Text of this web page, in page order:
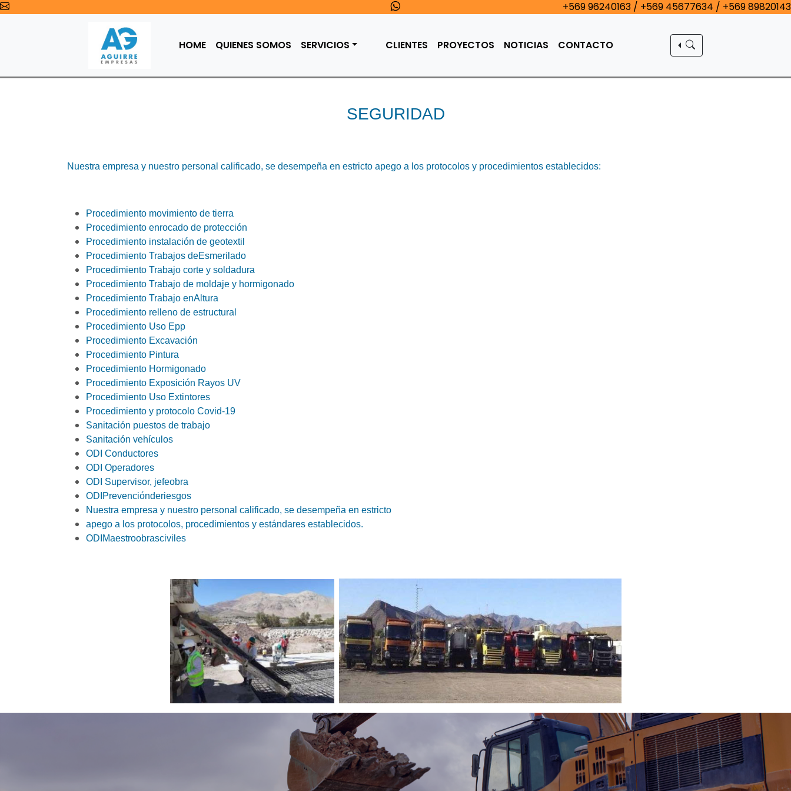
+569 96240163 / +569 45677634 / +569 89820143
HOME QUIENES SOMOS SERVICIOS CLIENTES PROYECTOS NOTICIAS CONTACTO
SEGURIDAD
Nuestra empresa y nuestro personal calificado, se desempeña en estricto apego a los protocolos y procedimientos establecidos:
Procedimiento movimiento de tierra
Procedimiento enrocado de protección
Procedimiento instalación de geotextil
Procedimiento Trabajos deEsmerilado
Procedimiento Trabajo corte y soldadura
Procedimiento Trabajo de moldaje y hormigonado
Procedimiento Trabajo enAltura
Procedimiento relleno de estructural
Procedimiento Uso Epp
Procedimiento Excavación
Procedimiento Pintura
Procedimiento Hormigonado
Procedimiento Exposición Rayos UV
Procedimiento Uso Extintores
Procedimiento y protocolo Covid-19
Sanitación puestos de trabajo
Sanitación vehículos
ODI Conductores
ODI Operadores
ODI Supervisor, jefeobra
ODIPrevenciónderiesgos
Nuestra empresa y nuestro personal calificado, se desempeña en estricto
apego a los protocolos, procedimientos y estándares establecidos.
ODIMaestroobrasciviles